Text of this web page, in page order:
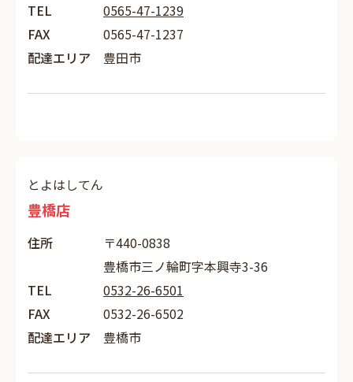
TEL
0565-47-1239
FAX
0565-47-1237
配達エリア
豊田市
とよはしてん
豊橋店
住所
〒440-0838
豊橋市三ノ輪町字本興寺3-36
TEL
0532-26-6501
FAX
0532-26-6502
配達エリア
豊橋市